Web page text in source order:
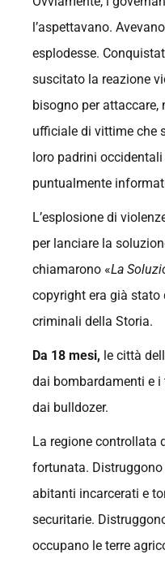
l’aspettavano.
esplodesse.
suscitato la reazione
bisogno per
ufficiale di vittime che
loro padrini
puntualmente
L’esplosione di
per lanciare la
chiamarono «La
copyright era già
criminali della Storia.
Da 18 mesi, le città
dai bombardamenti e
dai bulldozer.
La regione controllata
fortunata. Distruggono
abitanti incarcerati e
securitarie.
occupano le terre